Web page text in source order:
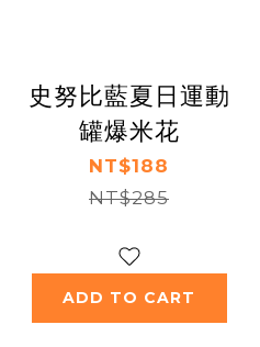
史努比藍夏日運動
罐爆米花
NT$188
NT$285
ADD TO CART